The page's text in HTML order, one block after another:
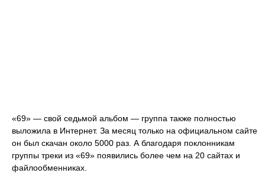
«69» — свой седьмой альбом — группа также полностью
выложила в Интернет. За месяц только на официальном сайте
он был скачан около 5000 раз. А благодаря поклонникам
группы треки из «69» появились более чем на 20 сайтах и
файлообменниках.